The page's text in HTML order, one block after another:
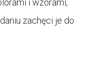
zachęci je do